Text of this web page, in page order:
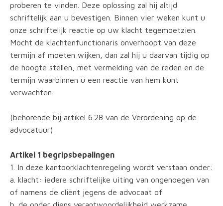
proberen te vinden. Deze oplossing zal hij altijd
schriftelijk aan u bevestigen. Binnen vier weken kunt u
onze schriftelijk reactie op uw klacht tegemoetzien.
Mocht de klachtenfunctionaris onverhoopt van deze
termijn af moeten wijken, dan zal hij u daarvan tijdig op
de hoogte stellen, met vermelding van de reden en de
termijn waarbinnen u een reactie van hem kunt
verwachten.
(behorende bij artikel 6.28 van de Verordening op de
advocatuur)
Artikel 1 begripsbepalingen
1. In deze kantoorklachtenregeling wordt verstaan onder:
a. klacht: iedere schriftelijke uiting van ongenoegen van
of namens de cliënt jegens de advocaat of